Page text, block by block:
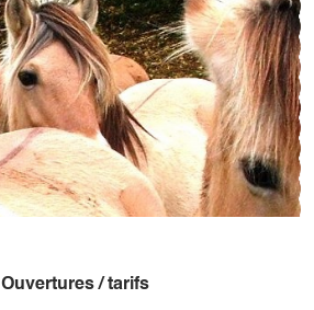
Ouvertures / tarifs